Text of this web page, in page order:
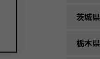
茨城県
栃木県